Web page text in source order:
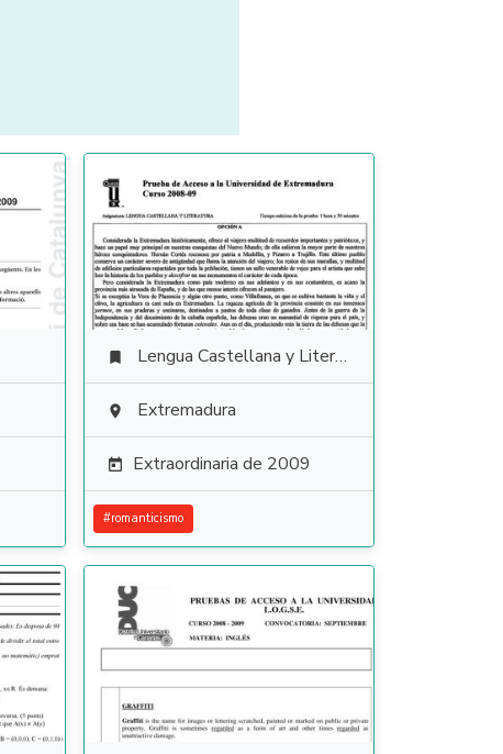
 Lengua Castellana y Literatura
 Extremadura
 Extraordinaria de 2009
#romanticismo